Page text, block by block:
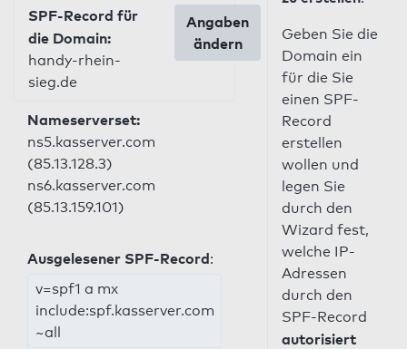
SPF-Record für
die Domain:
handy-rhein-
sieg.de
Angaben
ändern
Nameserverset:
ns5.kasserver.com
(85.13.128.3)
ns6.kasserver.com
(85.13.159.101)
Ausgelesener SPF-Record:
v=spf1 a mx
include:spf.kasserver.com
~all
Geben Sie die
Domain ein
für die Sie
einen SPF-
Record
erstellen
wollen und
legen Sie
durch den
Wizard fest,
welche IP-
Adressen
durch den
SPF-Record
autorisiert